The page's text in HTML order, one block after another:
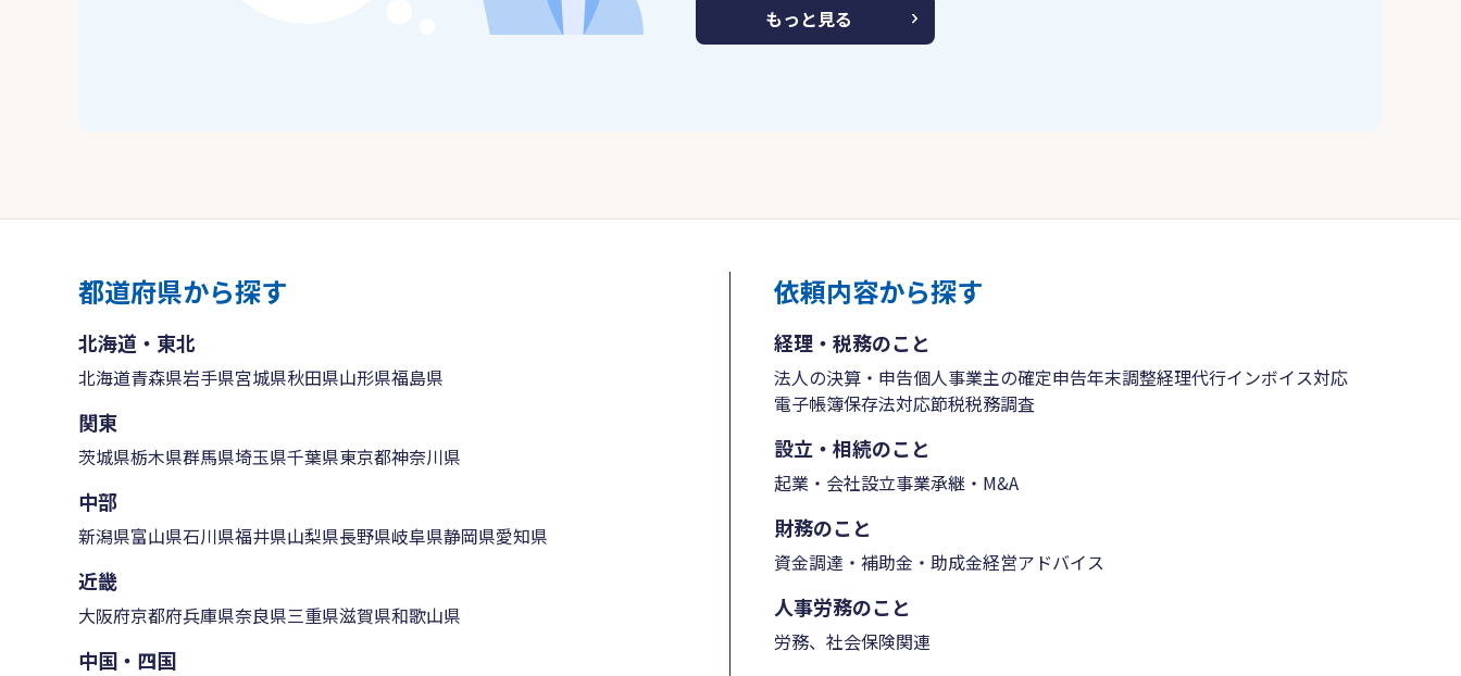
もっと見る
都道府県から探す
北海道・東北
北海道青森県岩手県宮城県秋田県山形県福島県
関東
茨城県栃木県群馬県埼玉県千葉県東京都神奈川県
中部
新潟県富山県石川県福井県山梨県長野県岐阜県静岡県愛知県
近畿
大阪府京都府兵庫県奈良県三重県滋賀県和歌山県
中国・四国
依頼内容から探す
経理・税務のこと
法人の決算・申告個人事業主の確定申告年末調整経理代行インボイス対応
電子帳簿保存法対応節税税務調査
設立・相続のこと
起業・会社設立事業承継・M&A
財務のこと
資金調達・補助金・助成金経営アドバイス
人事労務のこと
労務、社会保険関連